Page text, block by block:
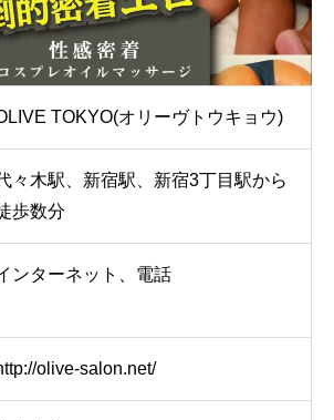
TOKYO(オリーヴトウキョウ)
々木駅、新宿駅、新宿3丁目駅から
歩数分
ンターネット、電話
olive-salon.net/